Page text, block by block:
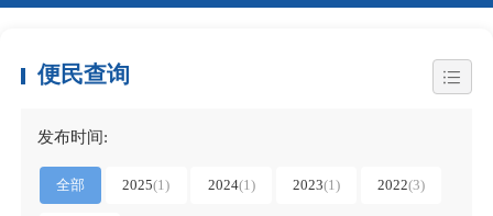
便民查询
发布时间:
全部 2025(1) 2024(1) 2023(1) 2022(3)